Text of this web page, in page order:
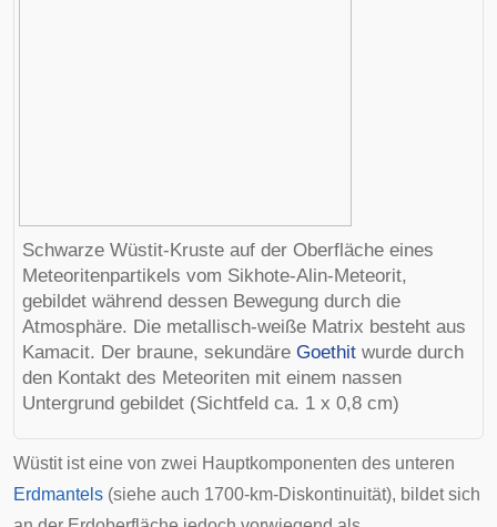
Schwarze Wüstit-Kruste auf der Oberfläche eines
Meteoritenpartikels vom Sikhote-Alin-Meteorit,
gebildet während dessen Bewegung durch die
Atmosphäre. Die metallisch-weiße Matrix besteht aus
Kamacit. Der braune, sekundäre Goethit wurde durch
den Kontakt des Meteoriten mit einem nassen
Untergrund gebildet (Sichtfeld ca. 1 x 0,8 cm)
Wüstit ist eine von zwei Hauptkomponenten des unteren
Erdmantels (siehe auch 1700-km-Diskontinuität), bildet sich